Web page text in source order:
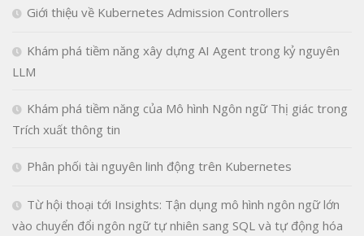
Giới thiệu về Kubernetes Admission Controllers
Khám phá tiềm năng xây dựng AI Agent trong kỷ nguyên
LLM
Khám phá tiềm năng của Mô hình Ngôn ngữ Thị giác trong
Trích xuất thông tin
Phân phối tài nguyên linh động trên Kubernetes
Từ hội thoại tới Insights: Tận dụng mô hình ngôn ngữ lớn
vào chuyển đổi ngôn ngữ tự nhiên sang SQL và tự động hóa